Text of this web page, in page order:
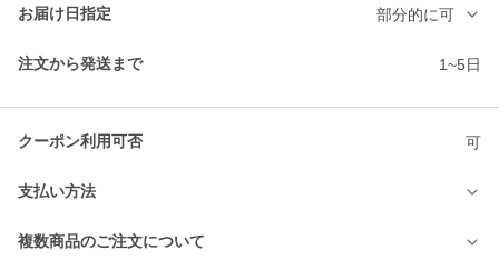
お届け日指定 部分的に可
注文から発送まで 1~5日
クーポン利用可否 可
支払い方法
複数商品のご注文について